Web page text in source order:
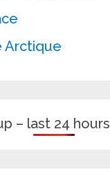
Arctique
– last 24 hours